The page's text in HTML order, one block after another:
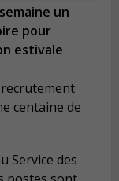
un
pour
estivale
recrutement
centaine de
Service des